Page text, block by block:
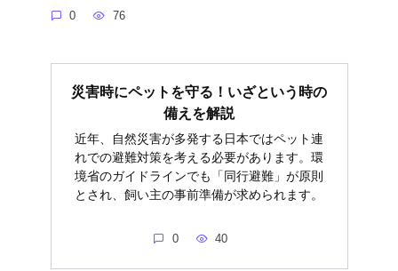
0 76
災害時にペットを守る！いざという時の
備えを解説
近年、自然災害が多発する日本ではペット連
れでの避難対策を考える必要があります。環
境省のガイドラインでも「同行避難」が原則
とされ、飼い主の事前準備が求められます。
0 40